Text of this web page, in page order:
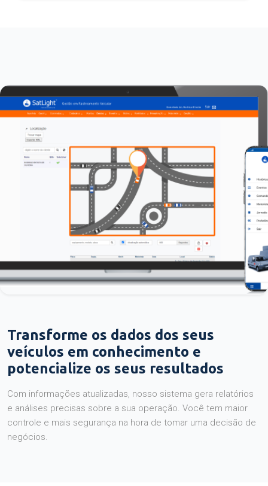
Transforme os dados dos seus
veículos em conhecimento e
potencialize os seus resultados
Com informações atualizadas, nosso sistema gera relatórios
e análises precisas sobre a sua operação. Você tem maior
controle e mais segurança na hora de tomar uma decisão de
negócios.